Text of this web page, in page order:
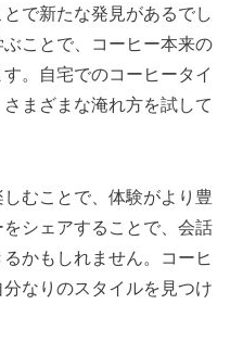
で新たな発見があるでし
ことで、コーヒー本来の
。自宅でのコーヒータイ
まざまな淹れ方を試して
むことで、体験がより豊
シェアすることで、会話
かもしれません。コーヒ
なりのスタイルを見つけ